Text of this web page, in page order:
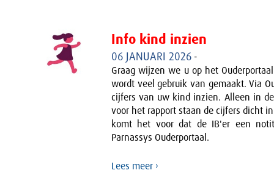
Info kind inzien
06 JANUARI 2026-
Graag wijzen we u op het
wordt veel gebruik van gemaakt. Via
cijfers van uw kind inzien. Alleen in
voor het rapport staan de cijfers dicht
komt het voor dat de IB'er een
Parnassys Ouderportaal.
Lees meer ›